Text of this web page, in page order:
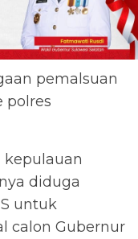
pemalsuan
polres
kepulauan
diduga
untuk
calon Gubernur